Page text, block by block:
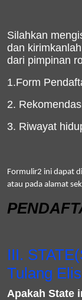
Silahkan
dan
dari pimpinan
1.Form
2.
3. Riwayat
Formulir2 ini dapat
atau pada alamat
P
III.
Tulang
Apakah State